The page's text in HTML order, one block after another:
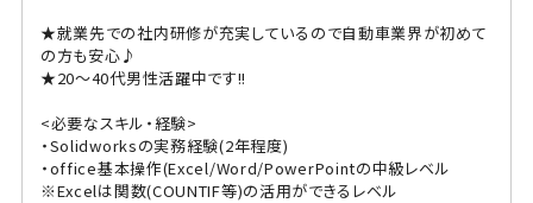
★就業先での社内研修が充実しているので自動車業界が初めて
の方も安心♪
★20～40代男性活躍中です!!
<必要なスキル・経験>
・Solidworksの実務経験(2年程度)
・office基本操作(Excel/Word/PowerPointの中級レベル
※Excelは関数(COUNTIF等)の活用ができるレベル